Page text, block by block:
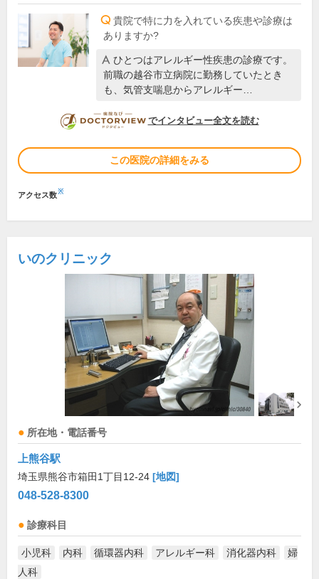
貴院で特に力を入れている疾患や診療は
ありますか?
ひとつはアレルギー性疾患の診療です。
前職の越谷市立病院に勤務していたとき
も、気管支喘息からアレルギー…
DOCTORVIEW
でインタビュー全文を読む
この医院の詳細をみる
アクセス数※
いのクリニック
所在地・電話番号
上熊谷駅
埼玉県熊谷市箱田1丁目12-24 [地図]
048-528-8300
診療科目
小児科 内科 循環器内科 アレルギー科 消化器内科
婦
人科